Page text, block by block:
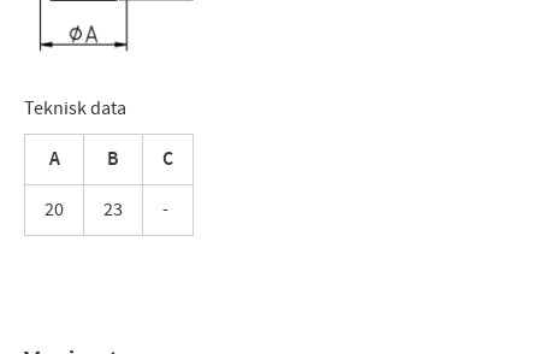
Teknisk data
A B C
20 23 -